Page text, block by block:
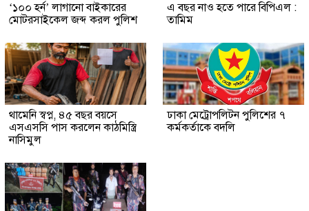
‘১০০ হর্ন’ লাগানো বাইকারের
মোটরসাইকেল জব্দ করল পুলিশ
এ বছর নাও হতে পারে বিপিএল :
তামিম
থামেনি স্বপ্ন, ৪৫ বছর বয়সে
এসএসসি পাস করলেন কাঠমিস্ত্রি
নাসিমুল
ঢাকা মেট্রোপলিটন পুলিশের ৭
কর্মকর্তাকে বদলি